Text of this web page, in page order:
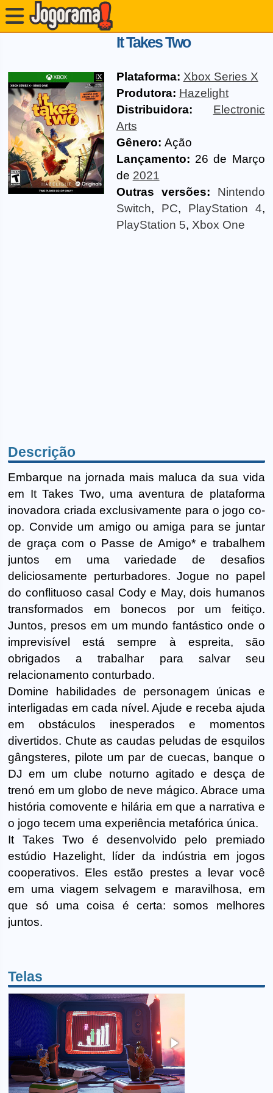
It Takes Two
Plataforma: Xbox Series X
Produtora: Hazelight
Distribuidora:
Electronic
Arts
Gênero: Ação
Lançamento: 26 de Março
de 2021
Outras versões:
Nintendo
Switch, PC, PlayStation 4,
PlayStation 5, Xbox One
Descrição
Embarque na jornada mais maluca da sua vida
em It Takes Two, uma aventura de plataforma
inovadora criada exclusivamente para o jogo co-
op. Convide um amigo ou amiga para se juntar
de graça com o Passe de Amigo* e trabalhem
juntos em uma variedade de desafios
deliciosamente perturbadores. Jogue no papel
do conflituoso casal Cody e May, dois humanos
transformados em bonecos por um feitiço.
Juntos, presos em um mundo fantástico onde o
imprevisível está sempre à espreita, são
obrigados a trabalhar para salvar seu
relacionamento conturbado.
Domine habilidades de personagem únicas e
interligadas em cada nível. Ajude e receba ajuda
em obstáculos inesperados e momentos
divertidos. Chute as caudas peludas de esquilos
gângsteres, pilote um par de cuecas, banque o
DJ em um clube noturno agitado e desça de
trenó em um globo de neve mágico. Abrace uma
história comovente e hilária em que a narrativa e
o jogo tecem uma experiência metafórica única.
It Takes Two é desenvolvido pelo premiado
estúdio Hazelight, líder da indústria em jogos
cooperativos. Eles estão prestes a levar você
em uma viagem selvagem e maravilhosa, em
que só uma coisa é certa: somos melhores
juntos.
Telas